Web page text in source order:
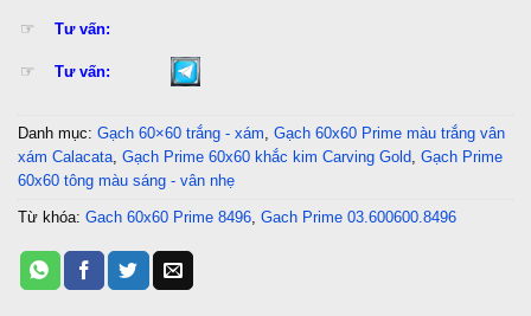
☞ Tư vấn:
☞ Tư vấn:
Danh mục: Gạch 60×60 trắng - xám Gạch 60x60 Prime màu trắng vân
xám Calacata Gạch Prime 60x60 khắc kim Carving Gold Gạch Prime
60x60 tông màu sáng - vân nhẹ
Từ khóa: Gach 60x60 Prime 8496 Gach Prime 03.600600.8496